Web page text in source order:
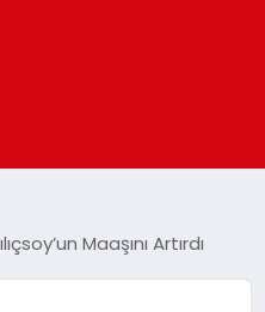
Maaşını Artırdı